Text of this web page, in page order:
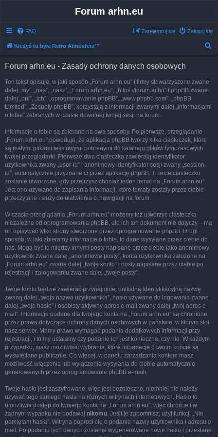
Forum arhn.eu
FAQ Zaloguj się
Zarejestruj się
Kiedyś tu była Retro Atmosfera™
Forum arhn.eu - Zasady ochrony danych osobowych
Ten tekst opisuje, w jaki sposób „Forum arhn.eu” i firmy stowarzyszone zwane
dalej „my”, „nas”, „nasz”, „Forum arhn.eu”, „https://forum.ar.hn” i phpBB zwane
dalej „oni”, „ich”, „oprogramowanie phpBB”, „www.phpbb.com”, „phpBB
Limited”, „Zespoły phpBB”, korzystają z informacji zwanymi dalej „informacjami
o tobie” zebranych w czasie dowolnej twojej sesji na forum.
Informacje o tobie są zbierane na dwa sposoby. Po pierwsze, przeglądanie
„Forum arhn.eu” powoduje, że aplikacja phpBB tworzy kilka ciasteczek, które
są małymi plikami tekstowymi pobranymi do katalogu plików tymczasowych
twojej przeglądarki. Pierwsze dwa ciasteczka zawierają identyfikator
użytkownika zwany „user-id” i anonimowy identyfikator sesji zwany „session-
id”, automatycznie przyznane ci przez aplikację phpBB. Trzecie ciasteczko
zostanie utworzone, gdy przejrzysz chociaż jeden temat na „Forum arhn.eu”.
Jest ono używane do zapisania informacji, które tematy zostały przez ciebie
przeczytane i służy do ułatwienia ci nawigacji na forum.
W czasie przeglądania „Forum arhn.eu” możemy też utworzyć ciasteczka
niezależne od oprogramowania phpBB, ale ich ten dokument nie dotyczy – ma
on opisywać tylko strony stworzone przez oprogramowanie phpBB. Drugi
sposób, w jaki zbieramy informacje o tobie, to dane wysyłane przez ciebie do
nas. Mogą być to między innymi posty napisane przez ciebie jako anonimowy
użytkownik zwane dalej „anonimowe posty”, konta użytkownika założone na
„Forum arhn.eu” zwane dalej „twoje konto” i posty napisane przez ciebie po
rejestracji i zalogowaniu zwane dalej „twoje posty”.
Twoje konto będzie zawierać przynajmniej unikalną identyfikacyjną nazwę
zwaną dalej „twoja nazwa użytkownika”, hasło używane do logowania zwane
dalej „twoje hasło” i osobisty aktywny adres e-mail zwany dalej „twój adres e-
mail”. Informacje podane dla twojego konta na „Forum arhn.eu” są chronione
przez prawa dotyczące ochrony danych osobowych w państwie, w którym stoi
nasz serwer. Mamy prawo wymagać podania dodatkowych informacji przy
rejestracji, i to my ustalamy czy podanie ich jest konieczne, czy nie. W każdym
przypadku, masz możliwość wybrania, które informacje o twoim koncie są
wyświetlane publicznie. Co więcej, w panelu zarządzania kontem masz
możliwość włączenia lub wyłączenia wysyłania do ciebie automatycznie
generowanych przez oprogramowanie phpBB e-maili.
Twoje hasło jest zaszyfrowane, więc jest bezpieczne, niemniej nie należy
używać tego samego hasła na różnych witrynach internetowych. Hasło to
umożliwia dostęp do twojego konta na „Forum arhn.eu”, więc chroń je i w
żadnym wypadku nie podawaj nikomu. Jeśli je zapomnisz, użyj funkcji „Nie
pamiętam hasła”. Witryna poprosi cię o podanie nazwy użytkownika i adresu e-
mail. Po podaniu tych danych zostanie wygenerowane nowe hasło i przesłane